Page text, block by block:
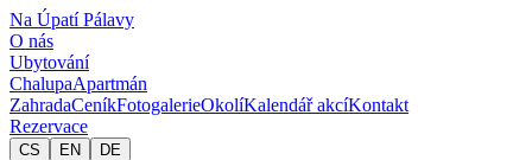
Na Úpatí Pálavy
O nás
Ubytování
ChalupaApartmán
ZahradaCeníkFotogalerieOkolíKalendář akcíKontakt
Rezervace
CS EN DE